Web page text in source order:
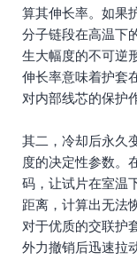
算其伸长率。如果
分子链段在高温下
生大幅度的不可逆
伸长率意味着护套
对内部线芯的保护
其二，冷却后永久
度的决定性参数。
码，让试片在室温
距离，计算出无法
对于优质的交联护
外力撤销后迅速拉